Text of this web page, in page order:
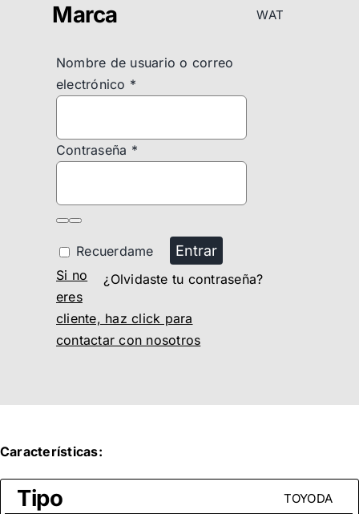
Marca WAT
Nombre de usuario o correo
electrónico *
Contraseña *
Recuerdame Entrar
¿Olvidaste tu contraseña?
Si no
eres
cliente, haz click para
contactar con nosotros
Características:
Tipo TOYODA